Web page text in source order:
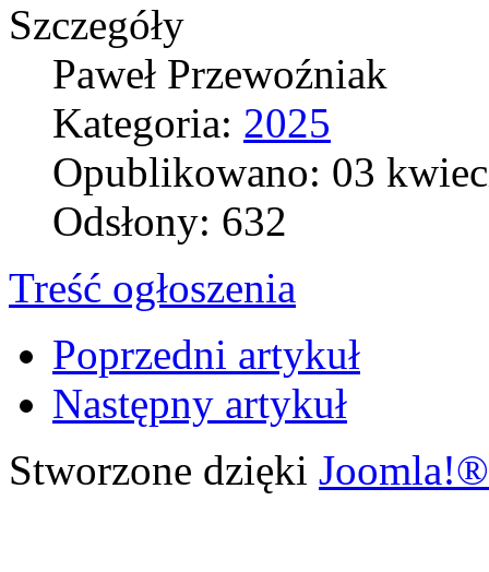
Szczegóły
Paweł Przewoźniak
Kategoria: 2025
Opublikowano: 03
Odsłony: 632
Treść ogłoszenia
Poprzedni artykuł
Następny artykuł
Stworzone dzięki Joomla!®